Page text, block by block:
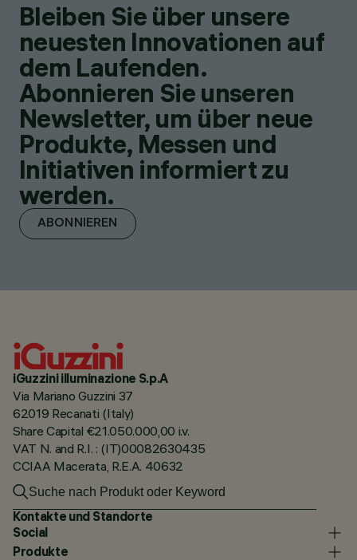
Bleiben Sie über unsere
neuesten Innovationen auf
dem Laufenden.
Abonnieren Sie unseren
Newsletter, um über neue
Produkte, Messen und
Initiativen informiert zu
werden.
ABONNIEREN
iGuzzini illuminazione S.p.A
Via Mariano Guzzini 37
62019 Recanati (Italy)
Share Capital €21.050.000,00 i.v.
VAT N. and R.I. : (IT)00082630435
CCIAA Macerata, R.E.A. 40632
Kontakte und Standorte
Social
Produkte